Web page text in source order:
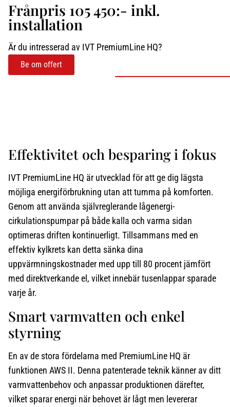
Frånpris 105 450:- inkl.
installation
Är du intresserad av IVT PremiumLine HQ?
Be om offert
Effektivitet och besparing i fokus
IVT PremiumLine HQ är utvecklad för att ge dig lägsta
möjliga energiförbrukning utan att tumma på komforten.
Genom att använda självreglerande lågenergi-
cirkulationspumpar på både kalla och varma sidan
optimeras driften kontinuerligt. Tillsammans med en
effektiv kylkrets kan detta sänka dina
uppvärmningskostnader med upp till 80 procent jämfört
med direktverkande el, vilket innebär tusenlappar sparade
varje år.
Smart varmvatten och enkel
styrning
En av de stora fördelarna med PremiumLine HQ är
funktionen AWS II. Denna patenterade teknik känner av ditt
varmvattenbehov och anpassar produktionen därefter,
vilket sparar energi när behovet är lågt men levererar